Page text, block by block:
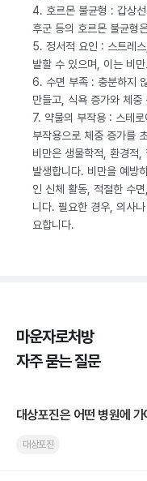
4. 호르몬 불균형 : 갑상
후군 등의 호르몬 불균형
5. 정서적 요인 : 스트레
발할 수 있으며, 이는 비
6. 수면 부족 : 충분하지
만들고, 식욕 증가와 체중
7. 약물의 부작용 : 스테
부작용으로 체중 증가를
비만은 생물학적, 환경적,
발생합니다. 비만을 예방
인 신체 활동, 적절한 수
니다. 필요한 경우, 의사
요합니다.
마운자로처방
자주 묻는 질문
대상포진은 어떤 병원에
대상포진